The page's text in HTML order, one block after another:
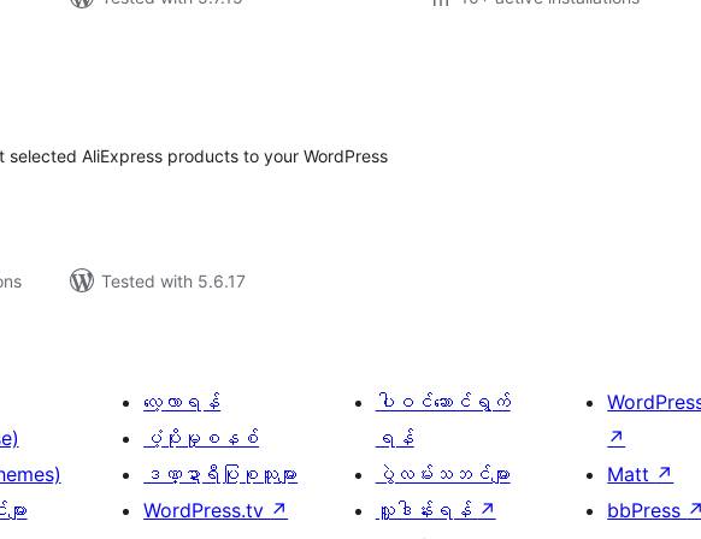
AliExpress products to your WordPress
Tested with 5.6.17
း
လေ့လာရန်
ပံ့ပိုးမှုစနစ်
ဒဏ္ဍာရီပြုစုသူများ
WordPress.tv ↗
ပါဝင်ဆောင်ရွက်
ရန်
ပွဲလမ်းသဘင်များ
လှူဒါန်းရန် ↗
↗
Matt ↗
bbPress ↗